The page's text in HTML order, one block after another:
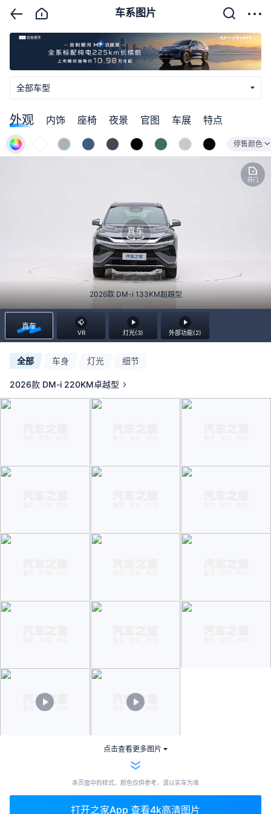
车系图片
全部车型
外观 内饰 座椅 夜景 官图 车展 特点
停售颜色
2026款 DM-i 133KM超越型
真车
开门
真车
VR 灯光(3) 外部功能(2)
全部 车身 灯光 细节
2026款 DM-i 220KM卓越型
点击查看更多图片
本页面中的样式、颜色仅供参考，请以实车为准
打开之家App 查看4k高清图片